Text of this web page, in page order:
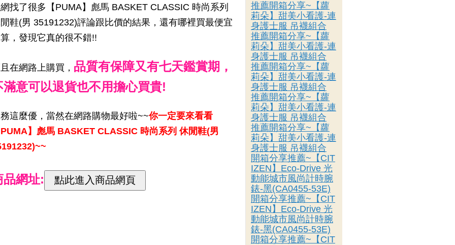
找了很多【PUMA】彪馬 BASKET CLASSIC 時尚系列
鞋(男 35191232)評論跟比價的結果，還有哪裡買最便宜
，發現它真的很不錯!!
在網路上購買， 品質有保障又有七天鑑賞期，
滿意可以退貨也不用擔心買貴!
這麼優，當然在網路購物最好啦~~你一定要來看看
】彪馬 BASKET CLASSIC 時尚系列 休閒鞋(男
品網址:
推薦開箱分享~【蘿
莉朵】甜美小看護-連
身護士服 吊襪組合
推薦開箱分享~【蘿
莉朵】甜美小看護-連
身護士服 吊襪組合
推薦開箱分享~【蘿
莉朵】甜美小看護-連
身護士服 吊襪組合
推薦開箱分享~【蘿
莉朵】甜美小看護-連
身護士服 吊襪組合
推薦開箱分享~【蘿
莉朵】甜美小看護-連
身護士服 吊襪組合
開箱分享推薦~【CIT
IZEN】Eco-Drive 光
動能城市風尚計時腕
錶-黑(CA0455-53E)
開箱分享推薦~【CIT
IZEN】Eco-Drive 光
動能城市風尚計時腕
錶-黑(CA0455-53E)
開箱分享推薦~【CIT